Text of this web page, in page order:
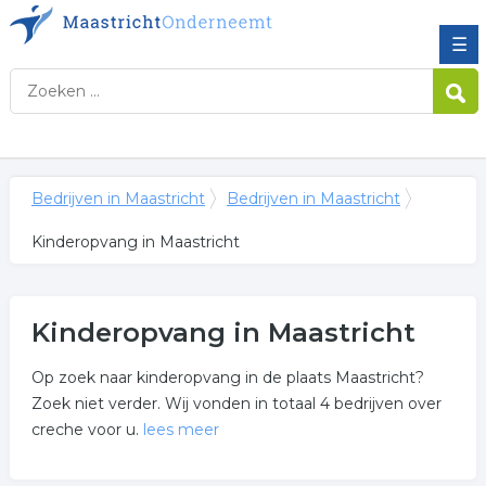
☰
Bedrijven in Maastricht Bedrijven in Maastricht
Kinderopvang in Maastricht
Kinderopvang in Maastricht
Op zoek naar kinderopvang in de plaats Maastricht?
Zoek niet verder. Wij vonden in totaal 4 bedrijven over
creche voor u. lees meer